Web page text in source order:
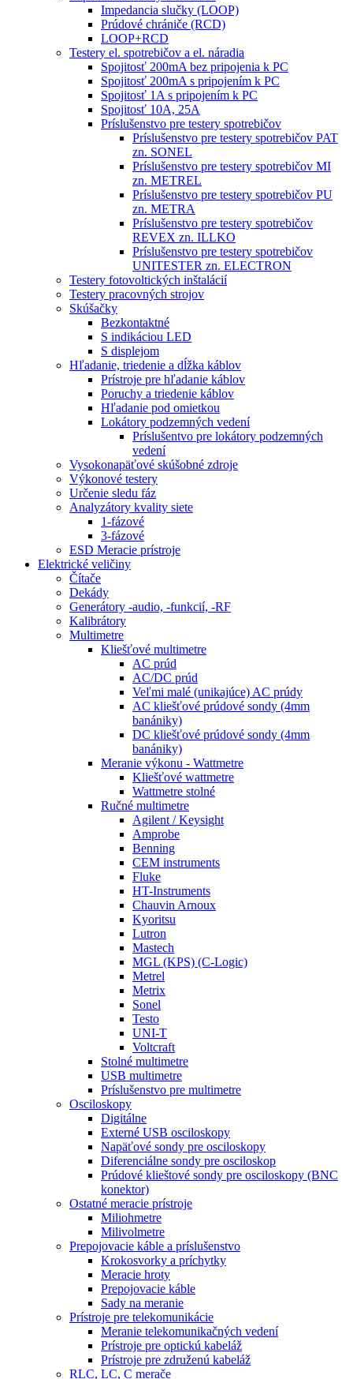
Impedancia slučky (LOOP)
Prúdové chrániče (RCD)
LOOP+RCD
Testery el. spotrebičov a el. náradia
Spojitosť 200mA bez pripojenia k PC
Spojitosť 200mA s pripojením k PC
Spojitosť 1A s pripojením k PC
Spojitosť 10A, 25A
Príslušenstvo pre testery spotrebičov
Príslušenstvo pre testery spotrebičov PAT
zn. SONEL
Príslušenstvo pre testery spotrebičov MI
zn. METREL
Príslušenstvo pre testery spotrebičov PU
zn. METRA
Príslušenstvo pre testery spotrebičov
REVEX zn. ILLKO
Príslušenstvo pre testery spotrebičov
UNITESTER zn. ELECTRON
Testery fotovoltických inštalácií
Testery pracovných strojov
Skúšačky
Bezkontaktné
S indikáciou LED
S displejom
Hľadanie, triedenie a dĺžka káblov
Prístroje pre hľadanie káblov
Poruchy a triedenie káblov
Hľadanie pod omietkou
Lokátory podzemných vedení
Príslušentvo pre lokátory podzemných
vedení
Vysokonapäťové skúšobné zdroje
Výkonové testery
Určenie sledu fáz
Analyzátory kvality siete
1-fázové
3-fázové
ESD Meracie prístroje
Elektrické veličiny
Čítače
Dekády
Generátory -audio, -funkcií, -RF
Kalibrátory
Multimetre
Kliešťové multimetre
AC prúd
AC/DC prúd
Veľmi malé (unikajúce) AC prúdy
AC kliešťové prúdové sondy (4mm
banániky)
DC kliešťové prúdové sondy (4mm
banániky)
Meranie výkonu - Wattmetre
Kliešťové wattmetre
Wattmetre stolné
Ručné multimetre
Agilent / Keysight
Amprobe
Benning
CEM instruments
Fluke
HT-Instruments
Chauvin Arnoux
Kyoritsu
Lutron
Mastech
MGL (KPS) (C-Logic)
Metrel
Metrix
Sonel
Testo
UNI-T
Voltcraft
Stolné multimetre
USB multimetre
Príslušenstvo pre multimetre
Osciloskopy
Digitálne
Externé USB osciloskopy
Napäťové sondy pre osciloskopy
Diferenciálne sondy pre osciloskop
Prúdové klieštové sondy pre osciloskopy (BNC
konektor)
Ostatné meracie prístroje
Miliohmetre
Milivolmetre
Prepojovacie káble a príslušenstvo
Krokosvorky a príchytky
Meracie hroty
Prepojovacie káble
Sady na meranie
Prístroje pre telekomunikácie
Meranie telekomunikačných vedení
Prístroje pre optickú kabeláž
Prístroje pre združenú kabeláž
RLC, LC, C merače